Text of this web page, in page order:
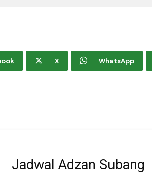
X WhatsApp
Jadwal Adzan Subang